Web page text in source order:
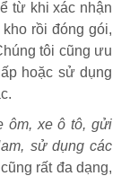
từ khi xác nhận
rồi đóng gói,
tôi cũng ưu
hoặc sử dụng
ôm, xe ô tô, gửi
sử dụng các
rất đa dạng,